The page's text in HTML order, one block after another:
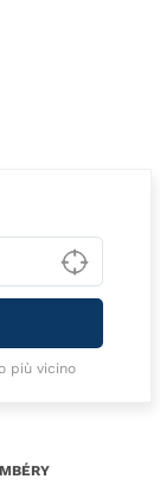
Type
più vicino